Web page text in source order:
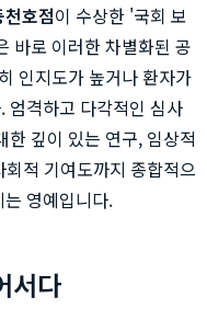
호점이 수상한 '국회 보
바로 이러한 차별화된 공
인지도가 높거나 환자가
엄격하고 다각적인 심사
깊이 있는 연구, 임상적
적 기여도까지 종합적으
영예입니다.
서다